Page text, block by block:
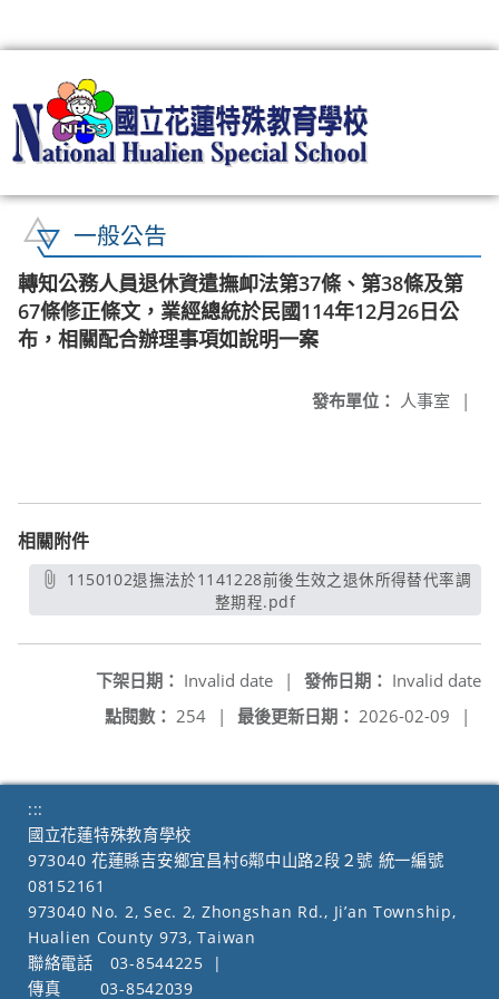
一般公告
轉知公務人員退休資遣撫卹法第37條、第38條及第
67條修正條文，業經總統於民國114年12月26日公
布，相關配合辦理事項如說明一案
發布單位： 人事室 |
相關附件
整期程.pdf另開新視窗
發佈日期： Invalid date
下架日期： Invalid date
|
最後更新日期： 2026-02-09 |
點閱數： 254 |
:::
國立花蓮特殊教育學校
973040 花蓮縣吉安鄉宜昌村6鄰中山路2段２號 統一編號
08152161
973040 No. 2, Sec. 2, Zhongshan Rd., Ji’an Township,
Hualien County 973, Taiwan
聯絡電話
03-8544225
|
傳真
03-8542039